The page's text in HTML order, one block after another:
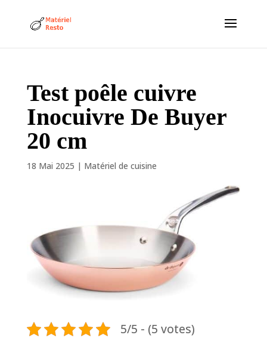
Test poêle cuivre
Inocuivre De Buyer
20 cm
18 Mai 2025 | Matériel de cuisine
5/5 - (5 votes)